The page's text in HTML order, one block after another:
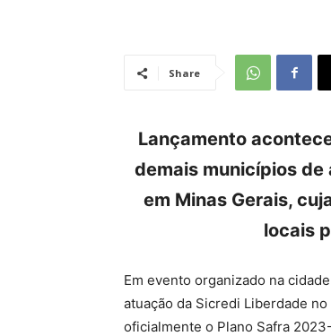
Share
Lançamento
demais municípios de
em Minas Gerais,
locais
Em evento organizado na
atuação da Sicredi Liberdade
oficialmente o Plano Safra